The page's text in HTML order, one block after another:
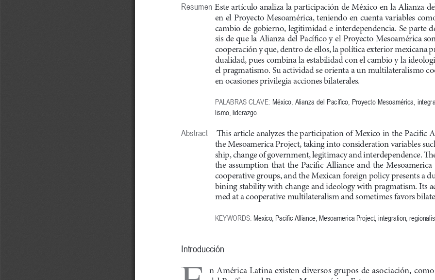
Resumen Este artículo analiza la participación de México en la Alianza
en el Proyecto Mesoamérica, teniendo en cuenta variables
cambio de gobierno, legitimidad e interdependencia. Se parte
sis de que la Alianza del Pacífico y el Proyecto Mesoamérica
cooperación y que, dentro de ellos, la política exterior mexicana
dualidad, pues combina la estabilidad con el cambio y la
el pragmatismo. Su actividad se orienta a un multilateralismo
en ocasiones privilegia acciones bilaterales.
PALABRAS CLAVE: México, Alianza del Pacífico, Proyecto Mesoamérica,
lismo, liderazgo.
Abstract
This article analyzes the participation of Mexico in the Pacific
the Mesoamerica Project, taking into consideration variables
ship, change of government, legitimacy and interdependence.
the  assumption  that  the  Pacific  Alliance  and  the  Mesoamerica
cooperative groups, and the Mexican foreign policy presents a
bining stability with change and ideology with pragmatism. Its
med at a cooperative multilateralism and sometimes favors
KEYWORDS: Mexico, Pacific Alliance, Mesoamerica Project, integration,
Introducción
n América Latina existen diversos grupos de asociación,